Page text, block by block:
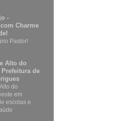
-
Charme
Pastor!
Alto do
de
do
em
escolas e